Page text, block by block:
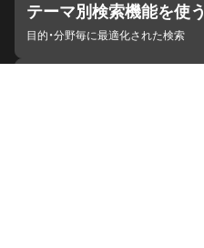
テーマ別検索機能を使う
目的・分野毎に最適化された検索